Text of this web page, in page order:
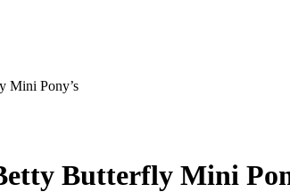
Mini Pony’s
Butterfly Mini